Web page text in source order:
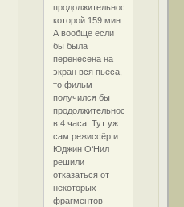
продолжительность
которой 159 мин.
А вообще если
бы была
перенесена на
экран вся пьеса,
то фильм
получился бы
продолжительностью
в 4 часа. Тут уж
сам режиссёр и
Юджин О‘Нил
решили
отказаться от
некоторых
фрагментов